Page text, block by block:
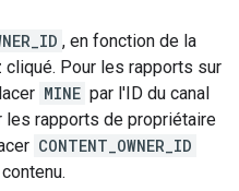
, en fonction de la
Pour les rapports sur
MINE par l'ID du canal
les rapports de propriétaire
CONTENT_OWNER_ID